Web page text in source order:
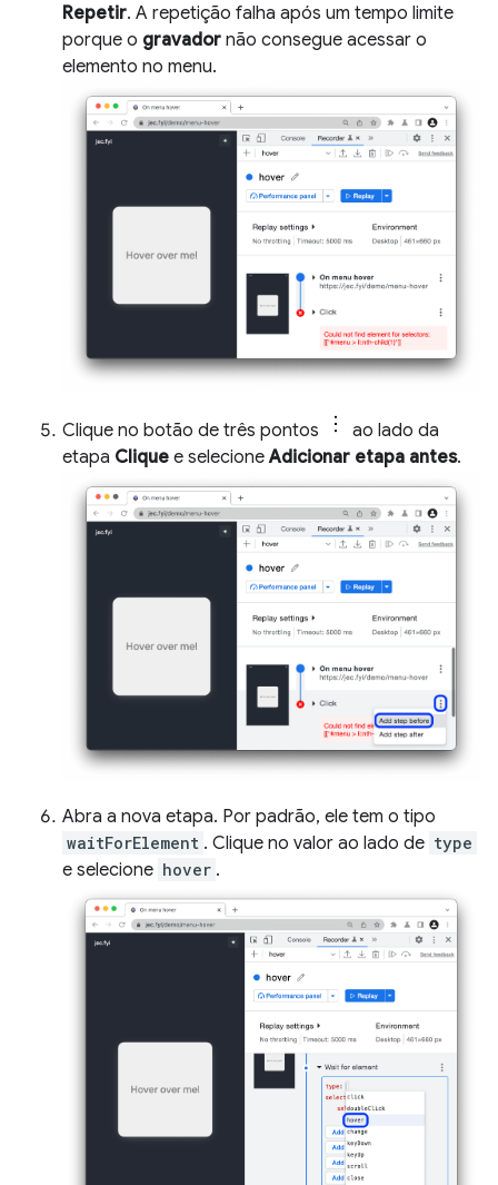
Repetir. A repetição falha após um tempo limite
porque o gravador não consegue acessar o
elemento no menu.
Clique no botão de três pontos
ao lado da
etapa Clique e selecioneAdicionar etapa antes.
Abra a nova etapa. Por padrão, ele tem o tipo
waitForElement . Clique no valor ao lado de type
e selecione hover .